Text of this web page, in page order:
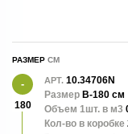
силуэт гармонично
атмосферу свежести
РАЗМЕР
180
АРТ. 10.34706N
Размер В-180 см
Объем 1шт. в м3
Кол-во в коробке